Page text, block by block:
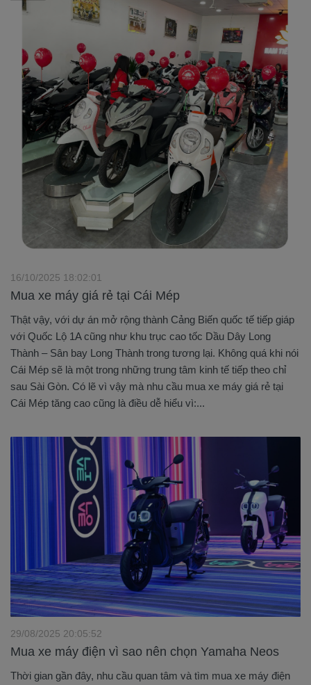
Mua xe máy giá rẻ tại Cái Mép
16/10/2025 18:02:01
Thật vậy, với dự án mở rộng thành Cảng Biến quốc tế tiếp giáp
với Quốc Lộ 1A cũng như khu trục cao tốc Dầu Dây Long
Thành – Sân bay Long Thành trong tương lại. Không quá khi nói
Cái Mép sẽ là một trong những trung tâm kinh tế tiếp theo chỉ
sau Sài Gòn. Có lẽ vì vậy mà nhu cầu mua xe máy giá rẻ tại
Cái Mép tăng cao cũng là điều dễ hiểu vì:...
Mua xe máy điện vì sao nên chọn Yamaha Neos
29/08/2025 20:05:52
Thời gian gần đây, nhu cầu quan tâm và tìm mua xe máy điện